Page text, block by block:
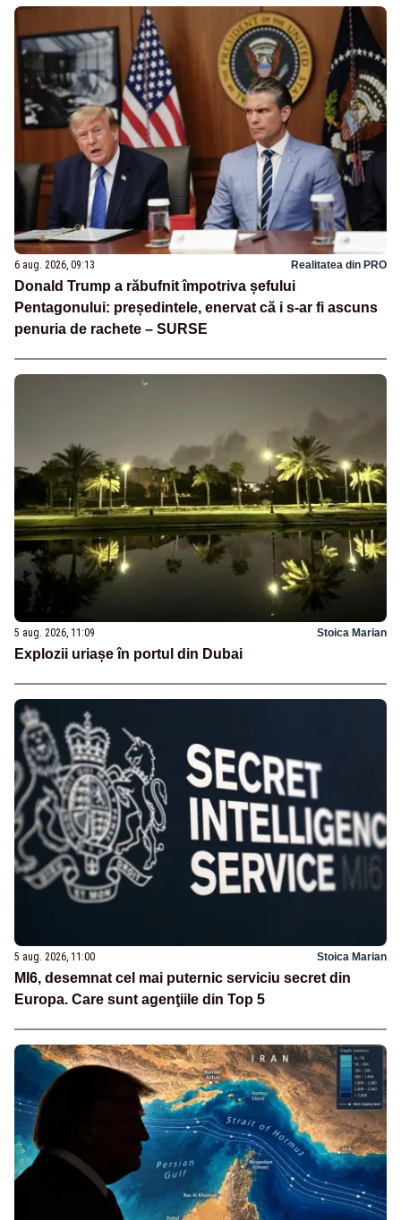
6 aug. 2026, 09:13 Realitatea din PRO
Donald Trump a răbufnit împotriva șefului
Pentagonului: președintele, enervat că i s-ar fi ascuns
penuria de rachete – SURSE
5 aug. 2026, 11:09 Stoica Marian
Explozii uriașe în portul din Dubai
5 aug. 2026, 11:00 Stoica Marian
MI6, desemnat cel mai puternic serviciu secret din
Europa. Care sunt agenţiile din Top 5